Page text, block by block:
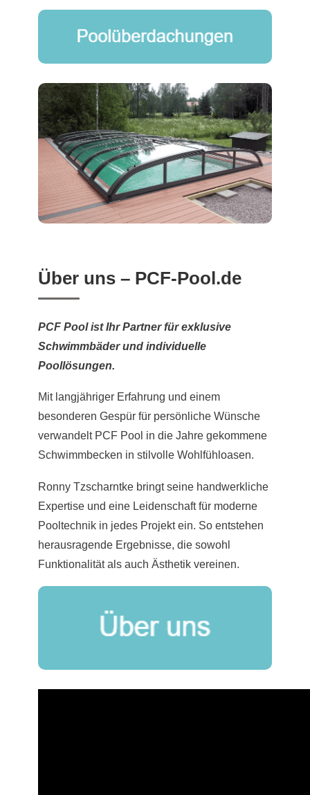
Über uns – PCF-Pool.de
PCF Pool ist Ihr Partner für exklusive
Schwimmbäder und individuelle
Poollösungen.
Mit langjähriger Erfahrung und einem
besonderen Gespür für persönliche Wünsche
verwandelt PCF Pool in die Jahre gekommene
Schwimmbecken in stilvolle Wohlfühloasen.
Ronny Tzscharntke bringt seine handwerkliche
Expertise und eine Leidenschaft für moderne
Pooltechnik in jedes Projekt ein. So entstehen
herausragende Ergebnisse, die sowohl
Funktionalität als auch Ästhetik vereinen.